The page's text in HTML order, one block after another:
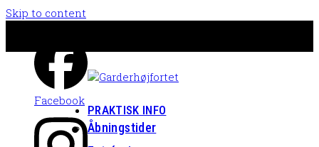
Skip to content
Facebook
PRAKTISK INFO
Åbningstider